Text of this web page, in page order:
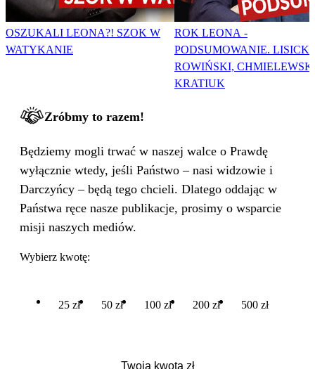
OSZUKALI LEONA?! SZOK W
WATYKANIE
ROK LEONA -
PODSUMOWANIE. LISICKI,
ROWIŃSKI,
KRATIUK
Zróbmy to razem!
Będziemy mogli trwać w naszej walce o Prawdę
wyłącznie wtedy, jeśli Państwo – nasi widzowie i
Darczyńcy – będą tego chcieli. Dlatego oddając w
Państwa ręce nasze publikacje, prosimy o wsparcie
misji naszych mediów.
Wybierz kwotę:
25 zł 50 zł 100 zł 200 zł 500 zł